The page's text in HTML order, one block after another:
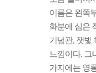
이름은 왼쪽
화분에 심은
기념관, 잿빛
느낌이다. 그
가지에는 영